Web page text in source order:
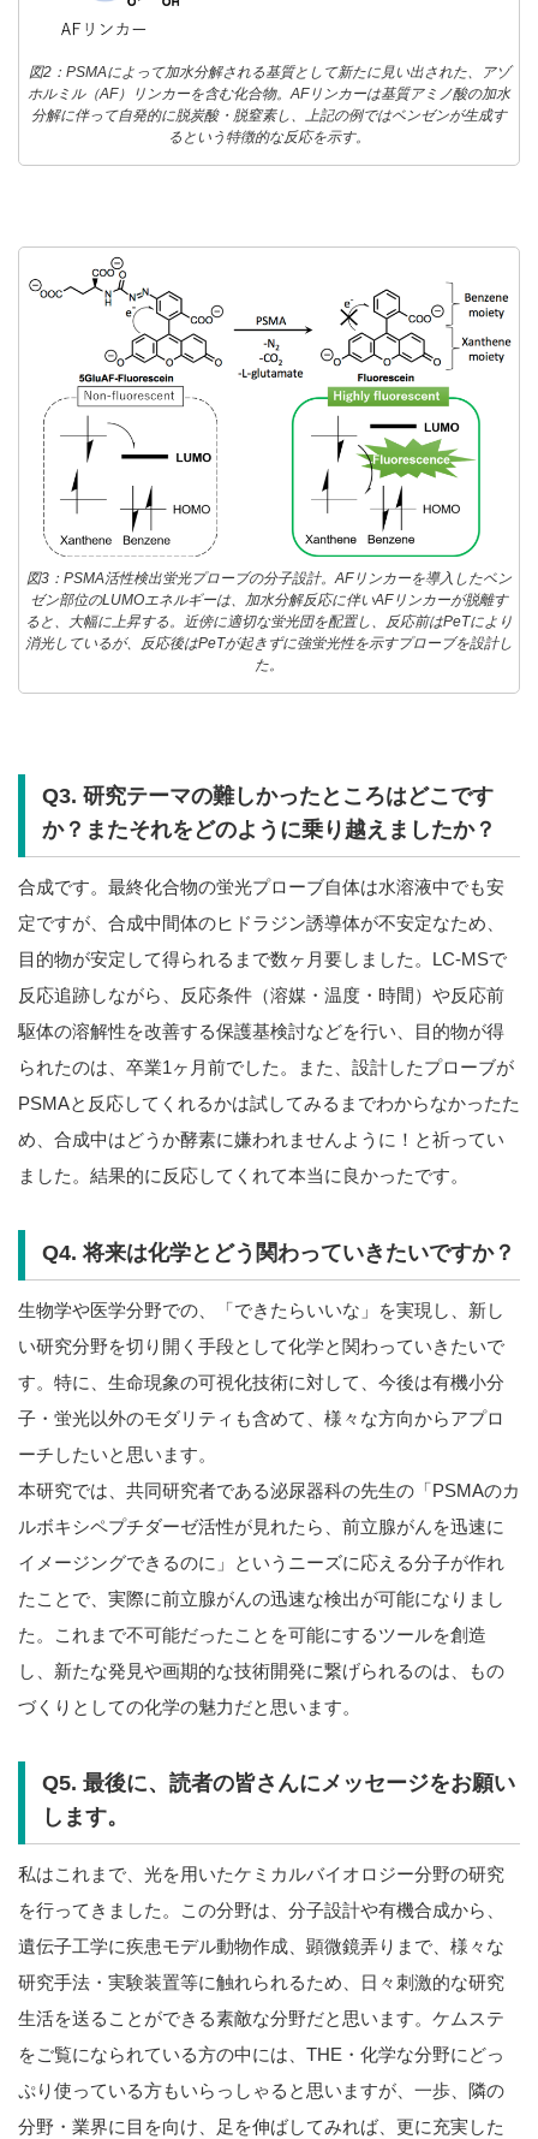
図2：PSMAによって加水分解される基質として新たに見い出された、アゾ
ホルミル（AF）リンカーを含む化合物。AFリンカーは基質アミノ酸の加水
分解に伴って自発的に脱炭酸・脱窒素し、上記の例ではベンゼンが生成す
るという特徴的な反応を示す。
図3：PSMA活性検出蛍光プローブの分子設計。AFリンカーを導入したベン
ゼン部位のLUMOエネルギーは、加水分解反応に伴いAFリンカーが脱離す
ると、大幅に上昇する。近傍に適切な蛍光団を配置し、反応前はPeTにより
消光しているが、反応後はPeTが起きずに強蛍光性を示すプローブを設計し
た。
Q3. 研究テーマの難しかったところはどこです
か？またそれをどのように乗り越えましたか？
合成です。最終化合物の蛍光プローブ自体は水溶液中でも安
定ですが、合成中間体のヒドラジン誘導体が不安定なため、
目的物が安定して得られるまで数ヶ月要しました。LC-MSで
反応追跡しながら、反応条件（溶媒・温度・時間）や反応前
駆体の溶解性を改善する保護基検討などを行い、目的物が得
られたのは、卒業1ヶ月前でした。また、設計したプローブが
PSMAと反応してくれるかは試してみるまでわからなかったた
め、合成中はどうか酵素に嫌われませんように！と祈ってい
ました。結果的に反応してくれて本当に良かったです。
Q4. 将来は化学とどう関わっていきたいですか？
生物学や医学分野での、「できたらいいな」を実現し、新し
い研究分野を切り開く手段として化学と関わっていきたいで
す。特に、生命現象の可視化技術に対して、今後は有機小分
子・蛍光以外のモダリティも含めて、様々な方向からアプロ
ーチしたいと思います。
本研究では、共同研究者である泌尿器科の先生の「PSMAのカ
ルボキシペプチダーゼ活性が見れたら、前立腺がんを迅速に
イメージングできるのに」というニーズに応える分子が作れ
たことで、実際に前立腺がんの迅速な検出が可能になりまし
た。これまで不可能だったことを可能にするツールを創造
し、新たな発見や画期的な技術開発に繋げられるのは、もの
づくりとしての化学の魅力だと思います。
Q5. 最後に、読者の皆さんにメッセージをお願い
します。
私はこれまで、光を用いたケミカルバイオロジー分野の研究
を行ってきました。この分野は、分子設計や有機合成から、
遺伝子工学に疾患モデル動物作成、顕微鏡弄りまで、様々な
研究手法・実験装置等に触れられるため、日々刺激的な研究
生活を送ることができる素敵な分野だと思います。ケムステ
をご覧になられている方の中には、THE・化学な分野にどっ
ぷり使っている方もいらっしゃると思いますが、一歩、隣の
分野・業界に目を向け、足を伸ばしてみれば、更に充実した